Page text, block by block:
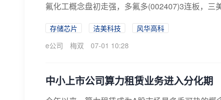
氟化工概念盘初走强，多氟多(002407)3连板，
存储芯片 洁美科技
风华高科
e公司
梅双 07-01 10:28
中小上市公司算力租赁业务进入分化期